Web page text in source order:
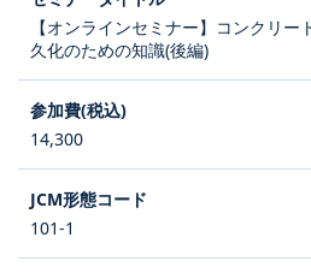
【オンラインセミナー】コンクリ
久化のための知識(後編)
14,300
101-1